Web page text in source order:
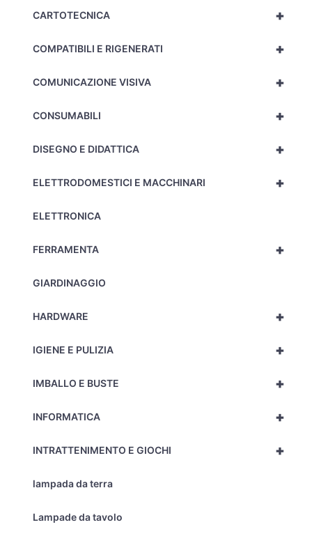
+
CARTOTECNICA
+
COMPATIBILI E RIGENERATI
+
COMUNICAZIONE VISIVA
+
CONSUMABILI
+
DISEGNO E DIDATTICA
+
ELETTRODOMESTICI E MACCHINARI
ELETTRONICA
+
FERRAMENTA
GIARDINAGGIO
+
HARDWARE
+
IGIENE E PULIZIA
+
IMBALLO E BUSTE
+
INFORMATICA
+
INTRATTENIMENTO E GIOCHI
lampada da terra
Lampade da tavolo